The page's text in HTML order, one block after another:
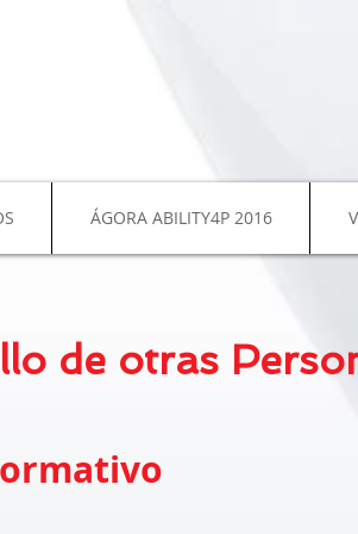
ÁGORA ABILITY4P 2016
de otras